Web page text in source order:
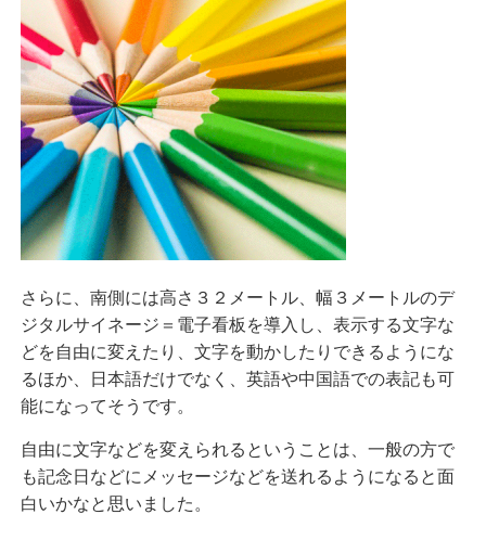
さらに、南側には高さ３２メートル、幅３メートルのデ
ジタルサイネージ＝電子看板を導入し、表示する文字な
どを自由に変えたり、文字を動かしたりできるようにな
るほか、日本語だけでなく、英語や中国語での表記も可
能になってそうです。
自由に文字などを変えられるということは、一般の方で
も記念日などにメッセージなどを送れるようになると面
白いかなと思いました。